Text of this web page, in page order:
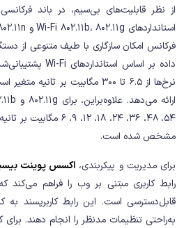
فرکانس امکان سازگاری با طیف متنوعی از
نرخ‌ها از 6.5 تا 300 مگابیت بر
مشخص شده است.
برای مدیریت و پیکربندی، اکسس پوینت
قابل‌دسترسی است. این رابط کاربرپسند به
به‌راحتی تنظیمات مدنظر را انجام دهند. برای